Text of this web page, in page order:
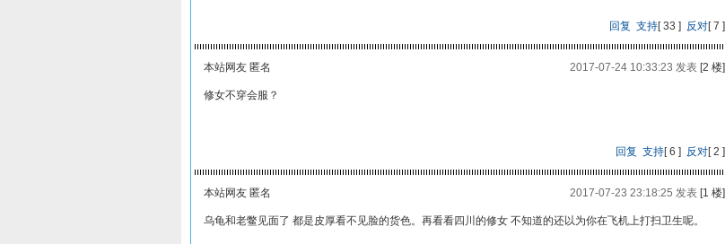
回复 支持[33 ] 反对[7 ]
本站网友 匿名 2017-07-24 10:33:23 发表[2 楼]
修女不穿会服？
回复 支持[6 ] 反对[2 ]
本站网友 匿名 2017-07-23 23:18:25 发表[1 楼]
乌龟和老鳖见面了 都是皮厚看不见脸的货色。再看看四川的修女 不知道的还以为你在飞机上打扫卫生呢。